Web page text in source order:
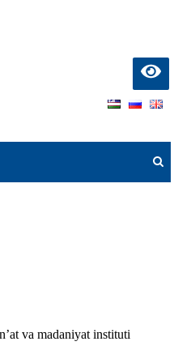
va madaniyat instituti